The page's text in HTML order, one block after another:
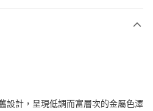
設計，呈現低調而富層次的金屬色澤